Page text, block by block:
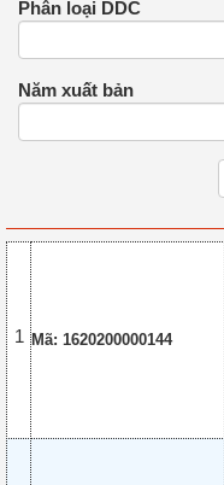
Phân loại DDC
Năm xuất bản
1 Mã: 1620200000144